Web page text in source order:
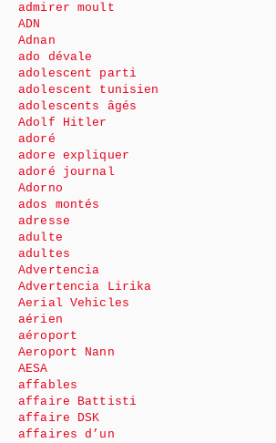
admirer moult
ADN
Adnan
ado dévale
adolescent parti
adolescent tunisien
adolescents âgés
Adolf Hitler
adoré
adore expliquer
adoré journal
Adorno
ados montés
adresse
adulte
adultes
Advertencia
Advertencia Lirika
Aerial Vehicles
aérien
aéroport
Aeroport Nann
AESA
affables
affaire Battisti
affaire DSK
affaires d’un